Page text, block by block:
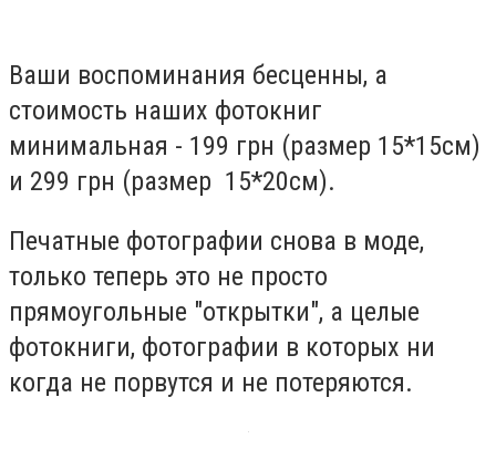
Ваши воспоминания бесценны, а
стоимость наших фотокниг
минимальная - 199 грн (размер 15*15см)
и 299 грн (размер 15*20см).
Печатные фотографии снова в моде,
только теперь это не просто
прямоугольные "открытки", а целые
фотокниги, фотографии в которых ни
когда не порвутся и не потеряются.